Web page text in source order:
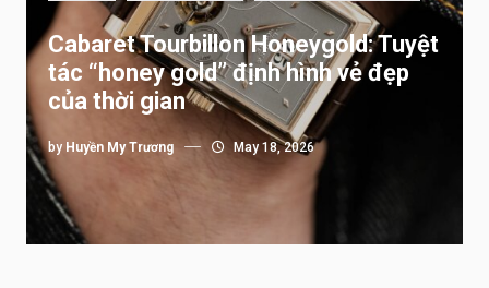
Cabaret Tourbillon Honeygold: Tuyệt
tác “honey gold” định hình vẻ đẹp
của thời gian
by Huyền My Trương May 18, 2026